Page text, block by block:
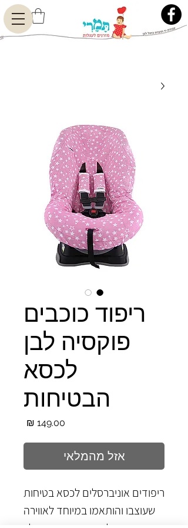
ריפוד כוכבים
פוקסיה לבן
לכסא
הבטיחות
אזל מהמלאי
ריפודים אוניברסלים לכסא בטיחות
שעוצבו והותאמו במיוחד לאווירה